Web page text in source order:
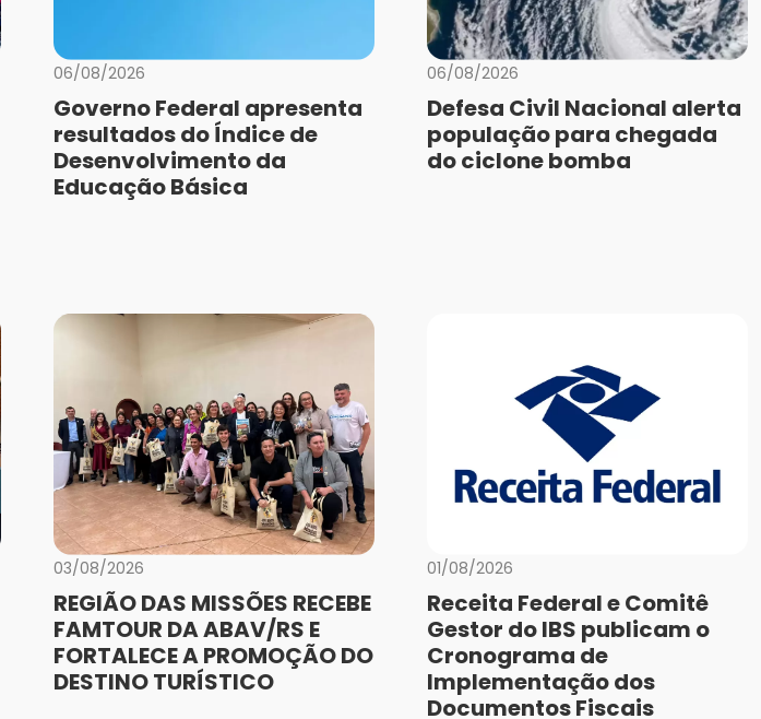
06/08/2026
Governo Federal apresenta
resultados do Índice de
Desenvolvimento da
Educação Básica
06/08/2026
Defesa Civil Nacional alerta
população para chegada
do ciclone bomba
03/08/2026
REGIÃO DAS MISSÕES RECEBE
FAMTOUR DA ABAV/RS E
FORTALECE A PROMOÇÃO DO
DESTINO TURÍSTICO
01/08/2026
Receita Federal e Comitê
Gestor do IBS publicam o
Cronograma de
Implementação dos
Documentos Fiscais